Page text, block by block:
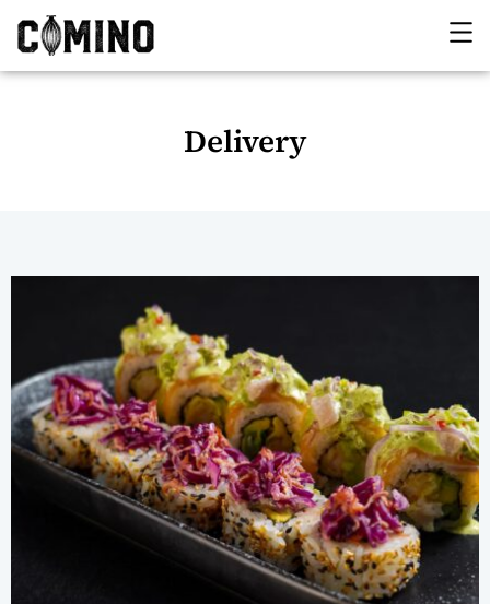
Delivery